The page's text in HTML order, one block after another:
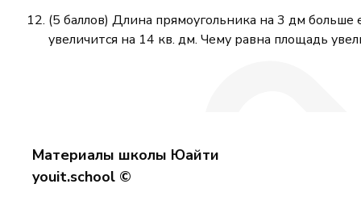
(5 баллов) Длина прямоугольника на 3 дм
увеличится на 14 кв. дм. Чему равна площадь
Материалы школы Юайти
youit.school ©